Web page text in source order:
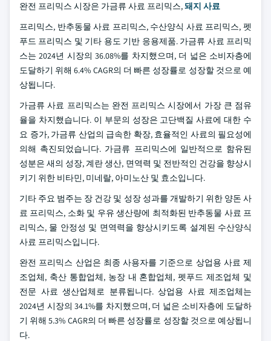
완전 프리믹스 시장은 가금류 사료 프리믹스,돼지 사료
프리믹스, 반추동물 사료 프리믹스, 수산양식 사료 프리믹스, 펫
푸드 프리믹스 및 기타 용도 기반 응용제품. 가금류 사료 프리믹
스는 2024년 시장의 36.08%를 차지했으며, 더 넓은 소비자층에
도달하기 위해 6.4% CAGR의 더 빠른 성장률로 성장할 것으로 예
상됩니다.
가금류 사료 프리믹스는 완전 프리믹스 시장에서 가장 큰 점유
율을 차지했습니다. 이 부문의 성장은 고단백질 사료에 대한 수
요 증가, 가금류 산업의 급속한 확장, 효율적인 사료의 필요성에
의해 촉진되었습니다. 가금류 프리믹스에 일반적으로 함유된
성분은 새의 성장, 계란 생산, 면역력 및 전반적인 건강을 향상시
키기 위한 비타민, 미네랄, 아미노산 및 효소입니다.
기타 주요 범주는 장 건강 및 성장 성과를 개발하기 위한 양돈 사
료 프리믹스, 소화 및 우유 생산량에 최적화된 반추동물 사료 프
리믹스, 물 안정성 및 면역력을 향상시키도록 설계된 수산양식
사료 프리믹스입니다.
완전 프리믹스 산업은 최종 사용자를 기준으로 상업용 사료 제
조업체, 축산 통합업체, 농장 내 혼합업체, 펫푸드 제조업체 및
전문 사료 생산업체로 분류됩니다. 상업용 사료 제조업체는
2024년 시장의 34.1%를 차지했으며, 더 넓은 소비자층에 도달하
기 위해 5.3% CAGR의 더 빠른 성장률로 성장할 것으로 예상됩니
다.